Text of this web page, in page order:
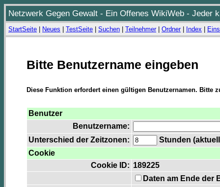
Netzwerk Gegen Gewalt - Ein Offenes WikiWeb - Jeder
StartSeite Neues TestSeite Suchen Teilnehmer| Ordner| Index
Bitte Benutzername eingeben
Diese Funktion erfordert einen gültigen Benutzernamen. Bitte
Benutzer
Benutzername:
Unterschied der Zeitzonen:
Stunden
Cookie
Cookie ID: 189225
Daten am Ende der